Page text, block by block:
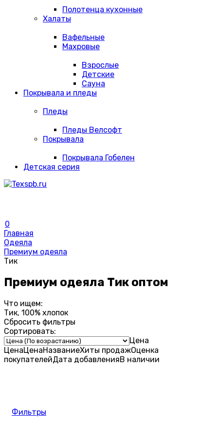
Полотенца кухонные
Халаты
Вафельные
Махровые
Взрослые
Детские
Сауна
Покрывала и пледы
Пледы
Пледы Велсофт
Покрывала
Покрывала Гобелен
Детская серия
0
Главная
Одеяла
Премиум одеяла
Тик
Премиум одеяла Тик оптом
Что ищем:
Тик, 100% хлопок
Сбросить фильтры
Сортировать:
Цена
ЦенаЦенаНазваниеХиты продажОценка
покупателейДата добавленияВ наличии
Фильтры